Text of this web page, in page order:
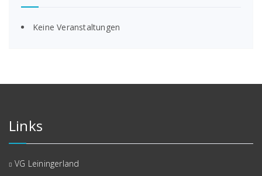
Keine Veranstaltungen
Links
VG Leiningerland